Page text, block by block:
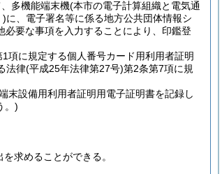
多機能端末機(本市の電子計算組織と電気通
)に、電子署名等に係る地方公共団体情報シ
要な事項を入力することにより、印鑑登
項に規定する個人番号カード用利用者証明
法律(平成25年法律第27号)第2条第7項に規
末設備用利用者証明用電子証明書を記録し
。)
求めることができる。